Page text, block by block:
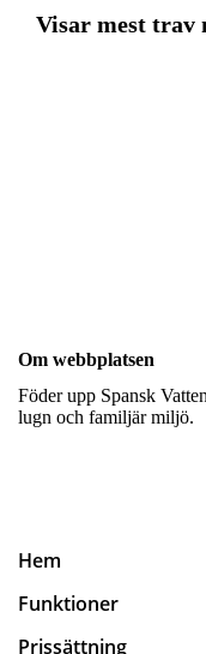
Visar mest trav
Om webbplatsen
Föder upp Spansk
lugn och familjär miljö.
Hem
Funktioner
Prissättning